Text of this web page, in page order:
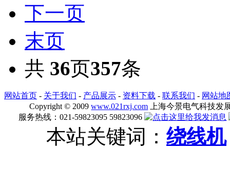
下一页
末页
共 36页357条
网站首页 - 关于我们 - 产品展示 - 资料下载 - 联系我们 - 网站地
Copyright © 2009www.021rxj.com 上海今景电气科技发
服务热线：021-59823095 59823096
本站关键词： 绕线机